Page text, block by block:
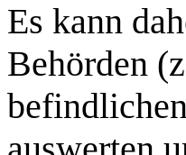
Es kann
Behörden